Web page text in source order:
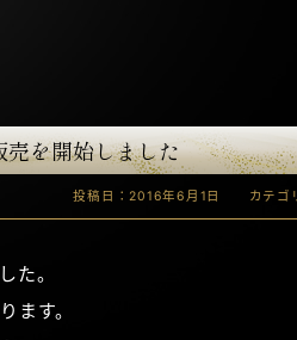
を開始しました
投稿日：2016年6月1日 カテゴ
た。
ます。